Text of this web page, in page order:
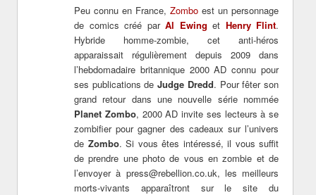
Peu connu en France, Zombo est un personnage
de comics créé par Al Ewing et Henry Flint.
Hybride homme-zombie, cet anti-héros
apparaissait régulièrement depuis 2009 dans
l’hebdomadaire britannique 2000 AD connu pour
ses publications deJudge Dredd. Pour fêter son
grand retour dans une nouvelle série nommée
Planet Zombo, 2000 AD invite ses lecteurs à se
zombifier pour gagner des cadeaux sur l’univers
de Zombo. Si vous êtes intéressé, il vous suffit
de prendre une photo de vous en zombie et de
l’envoyer à press@rebellion.co.uk, les meilleurs
morts-vivants apparaîtront sur le site du